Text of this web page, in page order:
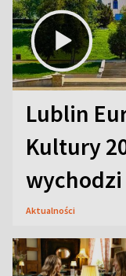
Lublin
Kultury
Aktualności